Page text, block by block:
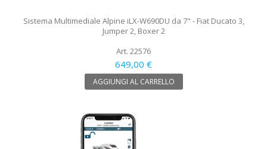
Sistema Multimediale Alpine iLX-W690DU da 7" - Fiat Ducato 3,
Jumper 2, Boxer 2
Art. 22576
649,00 €
AGGIUNGI AL CARRELLO